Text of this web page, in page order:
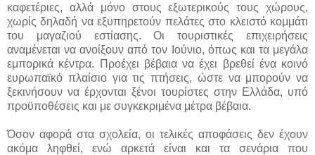
καφετέριες, αλλά μόνο στους εξωτερικούς τους χώρους,
χωρίς δηλαδή να εξυπηρετούν πελάτες στο κλειστό κομμάτι
του μαγαζιού εστίασης. Οι τουριστικές επιχειρήσεις
αναμένεται να ανοίξουν από τον Ιούνιο, όπως και τα μεγάλα
εμπορικά κέντρα. Προέχει βέβαια να έχει βρεθεί ένα κοινό
ευρωπαϊκό πλαίσιο για τις πτήσεις, ώστε να μπορούν να
ξεκινήσουν να έρχονται ξένοι τουρίστες στην Ελλάδα, υπό
προϋποθέσεις και με συγκεκριμένα μέτρα βέβαια.
Όσον αφορά στα σχολεία, οι τελικές αποφάσεις δεν έχουν
ακόμα ληφθεί, ενώ αρκετά είναι και τα σενάρια που